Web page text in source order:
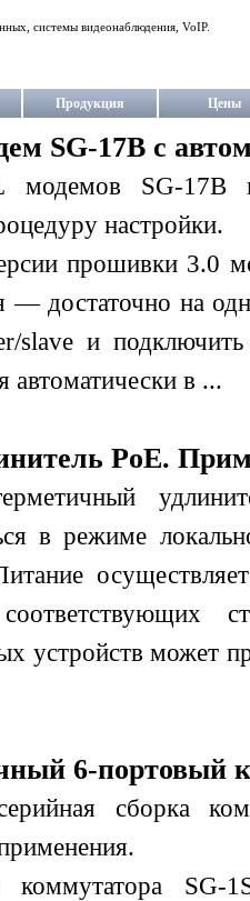
системы видеонаблюдения, VoIP.
Продукция Цены
SG-17B с
модемов SG-17B
настройки.
прошивки 3.0
— достаточно на
slave и
автоматически в ...
PoE.
в режиме
соответствующих
устройств может
6-портовый
сборка
коммутатора SG-